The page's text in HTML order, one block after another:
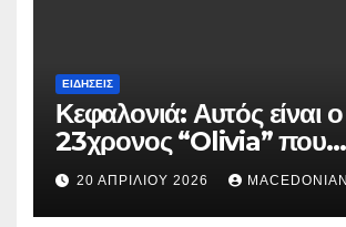
ΕΙΔΉΣΕΙΣ
Κεφαλονιά: Αυτός είναι ο
23χρονος “Olivia” που
κατηγορείται για τον
Μυρτούς
20 ΑΠΡΙΛΊΟΥ 2026